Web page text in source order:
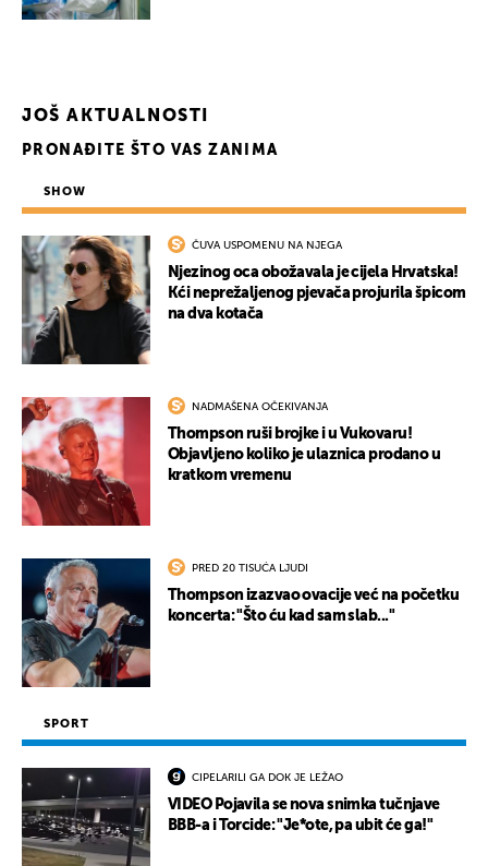
JOŠ AKTUALNOSTI
PRONAĐITE ŠTO VAS ZANIMA
SHOW
ČUVA USPOMENU NA NJEGA
Njezinog oca obožavala je cijela Hrvatska!
Kći neprežaljenog pjevača projurila špicom
na dva kotača
NADMAŠENA OČEKIVANJA
Thompson ruši brojke i u Vukovaru!
Objavljeno koliko je ulaznica prodano u
kratkom vremenu
PRED 20 TISUĆA LJUDI
Thompson izazvao ovacije već na početku
koncerta: "Što ću kad sam slab..."
SPORT
CIPELARILI GA DOK JE LEŽAO
VIDEO Pojavila se nova snimka tučnjave
BBB-a i Torcide: "Je*ote, pa ubit će ga!"